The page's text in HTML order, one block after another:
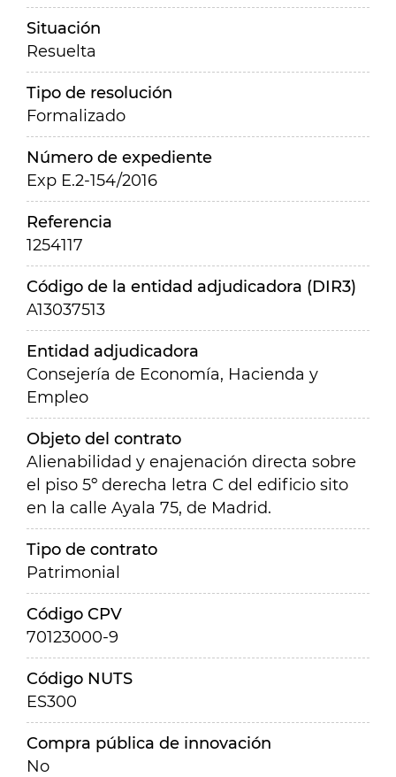
Situación
Resuelta
Tipo de resolución
Formalizado
Número de expediente
Exp E.2-154/2016
Referencia
1254117
Código de la entidad adjudicadora (DIR3)
A13037513
Entidad adjudicadora
Consejería de Economía, Hacienda y
Empleo
Objeto del contrato
Alienabilidad y enajenación directa sobre
el piso 5º derecha letra C del edificio sito
en la calle Ayala 75, de Madrid.
Tipo de contrato
Patrimonial
Código CPV
70123000-9
Código NUTS
ES300
Compra pública de innovación
No